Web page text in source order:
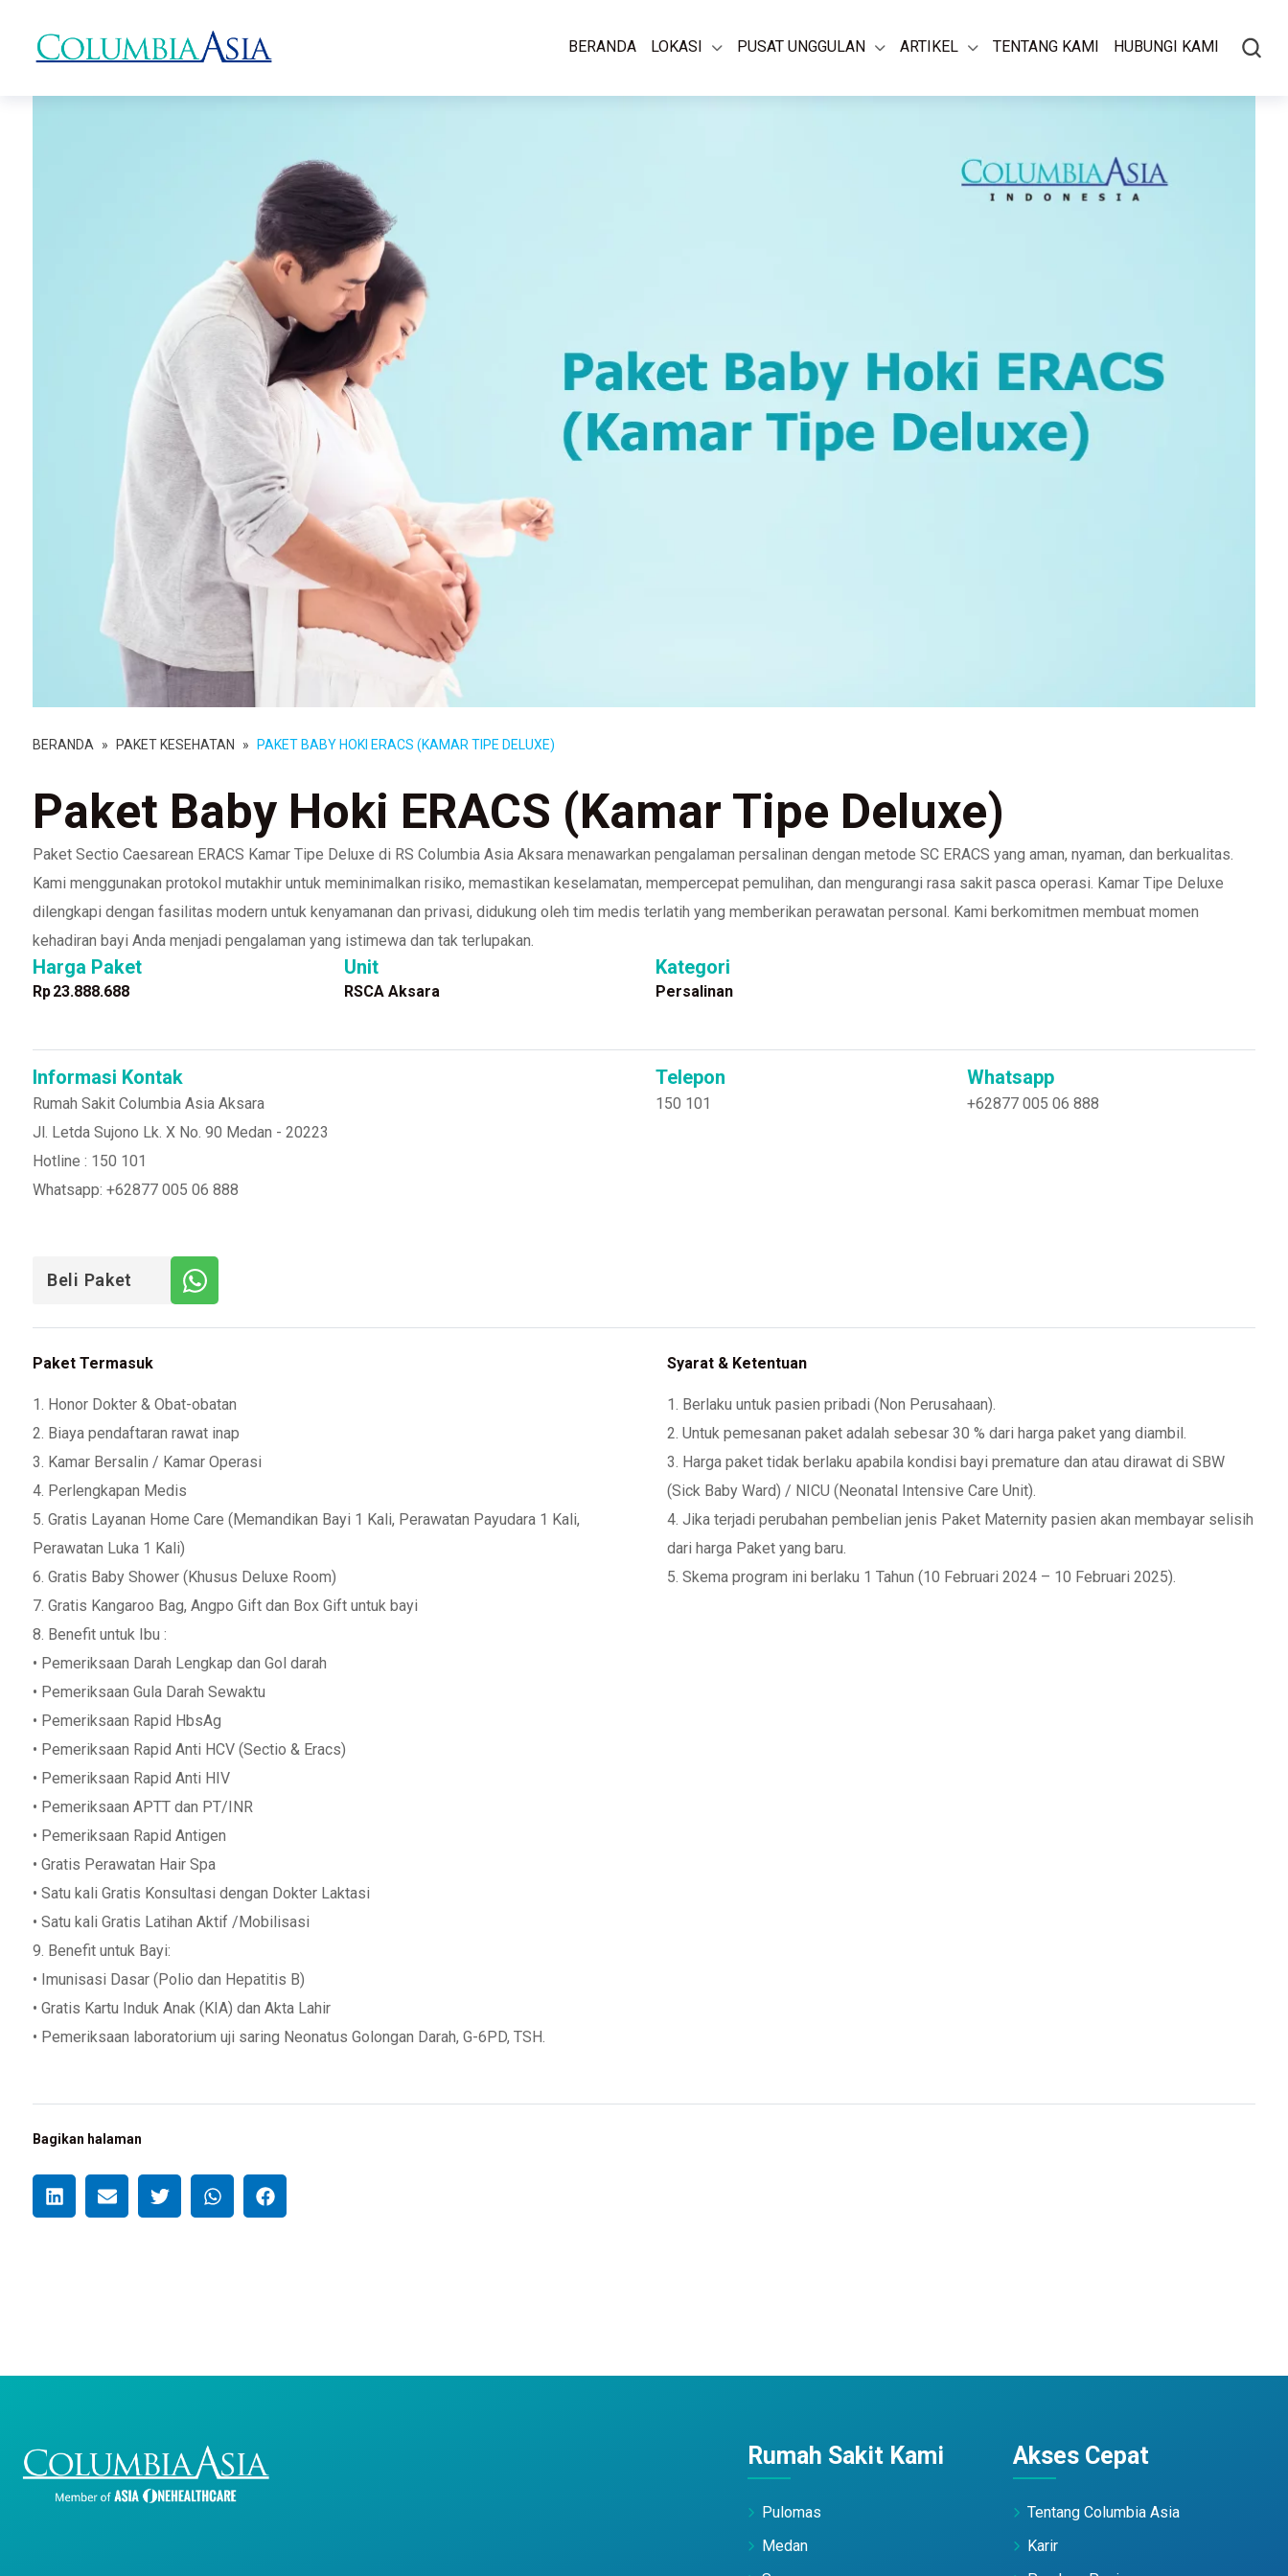
BERANDA LOKASI PUSAT UNGGULAN ARTIKEL TENTANG KAMI HUBUNGI KAMI
BERANDA » PAKET KESEHATAN » PAKET BABY HOKI ERACS (KAMAR TIPE DELUXE)
Paket Baby Hoki ERACS (Kamar Tipe Deluxe)
Paket Sectio Caesarean ERACS Kamar Tipe Deluxe di RS Columbia Asia Aksara menawarkan pengalaman persalinan dengan metode SC ERACS yang aman, nyaman, dan berkualitas.
Kami menggunakan protokol mutakhir untuk meminimalkan risiko, memastikan keselamatan, mempercepat pemulihan, dan mengurangi rasa sakit pasca operasi. Kamar Tipe Deluxe
dilengkapi dengan fasilitas modern untuk kenyamanan dan privasi, didukung oleh tim medis terlatih yang memberikan perawatan personal. Kami berkomitmen membuat momen
kehadiran bayi Anda menjadi pengalaman yang istimewa dan tak terlupakan.
Harga Paket
Rp23.888.688
Unit
RSCA Aksara
Kategori
Persalinan
Informasi Kontak
Rumah Sakit Columbia Asia Aksara
Jl. Letda Sujono Lk. X No. 90 Medan - 20223
Hotline : 150 101
Whatsapp: +62877 005 06 888
Telepon
150 101
Whatsapp
+62877 005 06 888
Beli Paket
Paket Termasuk
1. Honor Dokter & Obat-obatan
2. Biaya pendaftaran rawat inap
3. Kamar Bersalin / Kamar Operasi
4. Perlengkapan Medis
5. Gratis Layanan Home Care (Memandikan Bayi 1 Kali, Perawatan Payudara 1 Kali,
Perawatan Luka 1 Kali)
6. Gratis Baby Shower (Khusus Deluxe Room)
7. Gratis Kangaroo Bag, Angpo Gift dan Box Gift untuk bayi
8. Benefit untuk Ibu :
• Pemeriksaan Darah Lengkap dan Gol darah
• Pemeriksaan Gula Darah Sewaktu
• Pemeriksaan Rapid HbsAg
• Pemeriksaan Rapid Anti HCV (Sectio & Eracs)
• Pemeriksaan Rapid Anti HIV
• Pemeriksaan APTT dan PT/INR
• Pemeriksaan Rapid Antigen
• Gratis Perawatan Hair Spa
• Satu kali Gratis Konsultasi dengan Dokter Laktasi
• Satu kali Gratis Latihan Aktif /Mobilisasi
9. Benefit untuk Bayi:
• Imunisasi Dasar (Polio dan Hepatitis B)
• Gratis Kartu Induk Anak (KIA) dan Akta Lahir
• Pemeriksaan laboratorium uji saring Neonatus Golongan Darah, G-6PD, TSH.
Syarat & Ketentuan
1. Berlaku untuk pasien pribadi (Non Perusahaan).
2. Untuk pemesanan paket adalah sebesar 30 % dari harga paket yang diambil.
3. Harga paket tidak berlaku apabila kondisi bayi premature dan atau dirawat di SBW
(Sick Baby Ward) / NICU (Neonatal Intensive Care Unit).
4. Jika terjadi perubahan pembelian jenis Paket Maternity pasien akan membayar selisih
dari harga Paket yang baru.
5. Skema program ini berlaku 1 Tahun (10 Februari 2024 – 10 Februari 2025).
Bagikan halaman
Rumah Sakit Kami
Pulomas
Medan
Akses Cepat
Tentang Columbia Asia
Karir